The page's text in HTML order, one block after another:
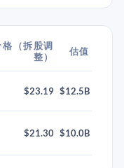
（拆股调
整）
估值
$23.19 $12.5B
$21.30 $10.0B